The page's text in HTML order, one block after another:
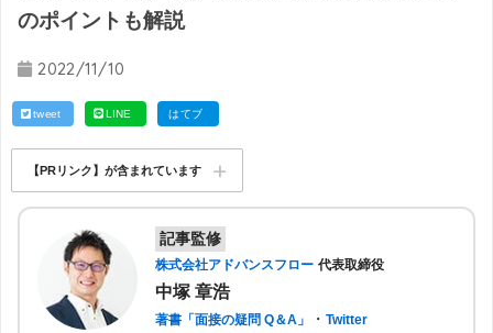
のポイントも解説
2022/11/10
tweet LINE はてブ
【PRリンク】が含まれています
記事監修
株式会社アドバンスフロー 代表取締役
中塚 章浩
著書「面接の疑問 Q＆A」 ・ Twitter